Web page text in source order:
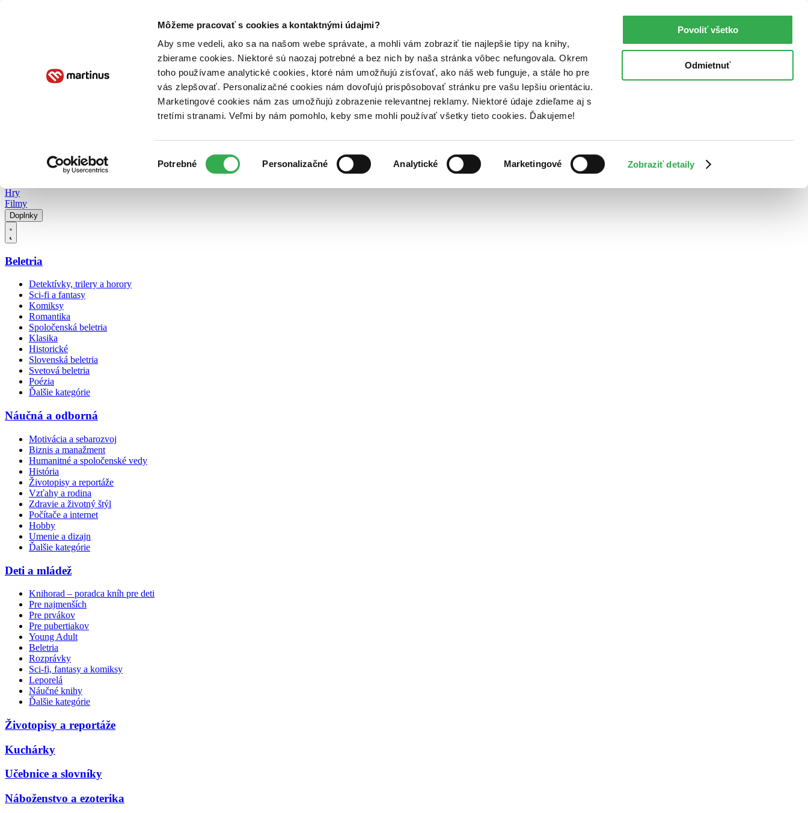
Môžeme pracovať s cookies a kontaktnými údajmi?
Aby sme vedeli, ako sa na našom webe správate, a mohli vám zobraziť tie najlepšie tipy na knihy,
zbierame cookies. Niektoré sú naozaj potrebné a bez nich by naša stránka vôbec nefungovala. Okrem
toho používame analytické cookies, ktoré nám umožňujú zisťovať, ako náš web funguje, a stále ho pre
vás zlepšovať. Personalizačné cookies nám dovoľujú prispôsobovať stránku pre vašu lepšiu orientáciu.
Marketingové cookies nám zas umožňujú zobrazenie relevantnej reklamy. Niektoré údaje zdieľame aj s
tretími stranami. Veľmi by nám pomohlo, keby sme mohli používať všetky tieto cookies. Ďakujeme!
súhlasu
Potrebné Personalizačné Analytické Marketingové Zobraziť detaily
Povoliť všetko
Odmietnuť
Poukážky Kontakt
Hry
Filmy
Doplnky
Beletria
Detektívky, trilery a horory
Sci-fi a fantasy
Komiksy
Romantika
Spoločenská beletria
Klasika
Historické
Slovenská beletria
Svetová beletria
Poézia
Ďalšie kategórie
Náučná a odborná
Motivácia a sebarozvoj
Biznis a manažment
Humanitné a spoločenské vedy
História
Životopisy a reportáže
Vzťahy a rodina
Zdravie a životný štýl
Počítače a internet
Hobby
Umenie a dizajn
Ďalšie kategórie
Deti a mládež
Knihorad – poradca kníh pre deti
Pre najmenších
Pre prvákov
Pre pubertiakov
Young Adult
Beletria
Rozprávky
Sci-fi, fantasy a komiksy
Leporelá
Náučné knihy
Ďalšie kategórie
Životopisy a reportáže
Kuchárky
Učebnice a slovníky
Náboženstvo a ezoterika